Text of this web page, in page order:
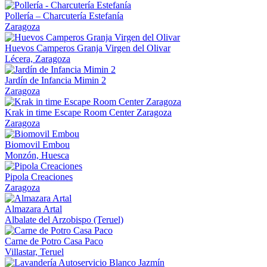
Pollería – Charcutería Estefanía
Zaragoza
Huevos Camperos Granja Virgen del Olivar
Lécera, Zaragoza
Jardín de Infancia Mimin 2
Zaragoza
Krak in time Escape Room Center Zaragoza
Zaragoza
Biomovil Embou
Monzón, Huesca
Pipola Creaciones
Zaragoza
Almazara Artal
Albalate del Arzobispo (Teruel)
Carne de Potro Casa Paco
Villastar, Teruel